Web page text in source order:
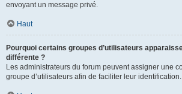
envoyant un message privé.
Haut
Pourquoi certains groupes d’utilisateurs
différente ?
Les administrateurs du forum peuvent assigner une
groupe d’utilisateurs afin de faciliter leur identification.